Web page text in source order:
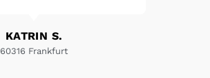
KATRIN S.
60316 Frankfurt